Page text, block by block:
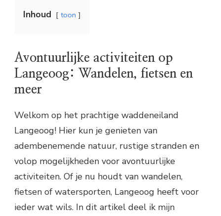
Inhoud toon
Avontuurlijke activiteiten op
Langeoog: Wandelen, fietsen en
meer
Welkom op het prachtige waddeneiland
Langeoog! Hier kun je genieten van
adembenemende natuur, rustige stranden en
volop mogelijkheden voor avontuurlijke
activiteiten. Of je nu houdt van wandelen,
fietsen of watersporten, Langeoog heeft voor
ieder wat wils. In dit artikel deel ik mijn